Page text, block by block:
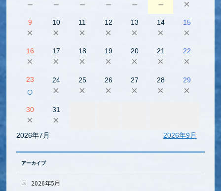
－ － － － － － ×
9
×
10
×
11
×
12
×
13
×
14
×
15
×
16
×
17
×
18
×
19
×
20
×
21
×
22
×
23
○
24
×
25
×
26
×
27
×
28
×
29
×
30
×
31
×
2026年7月 2026年9月
アーカイブ
2026年5月